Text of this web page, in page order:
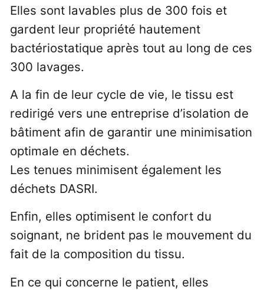
Elles sont lavables plus de 300 fois et
gardent leur propriété hautement
bactériostatique après tout au long de ces
300 lavages.
A la fin de leur cycle de vie, le tissu est
redirigé vers une entreprise d’isolation de
bâtiment afin de garantir une minimisation
optimale en déchets.
Les tenues minimisent également les
déchets DASRI.
Enfin, elles optimisent le confort du
soignant, ne brident pas le mouvement du
fait de la composition du tissu.
En ce qui concerne le patient, elles